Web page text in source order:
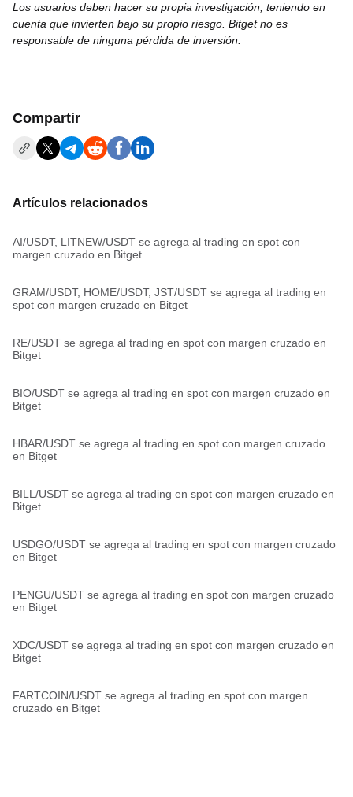
Los usuarios deben hacer su propia investigación, teniendo en
cuenta que invierten bajo su propio riesgo. Bitget no es
responsable de ninguna pérdida de inversión.
Compartir
Artículos relacionados
AI/USDT, LITNEW/USDT se agrega al trading en spot con
margen cruzado en Bitget
GRAM/USDT, HOME/USDT, JST/USDT se agrega al trading en
spot con margen cruzado en Bitget
RE/USDT se agrega al trading en spot con margen cruzado en
Bitget
BIO/USDT se agrega al trading en spot con margen cruzado en
Bitget
HBAR/USDT se agrega al trading en spot con margen cruzado
en Bitget
BILL/USDT se agrega al trading en spot con margen cruzado en
Bitget
USDGO/USDT se agrega al trading en spot con margen cruzado
en Bitget
PENGU/USDT se agrega al trading en spot con margen cruzado
en Bitget
XDC/USDT se agrega al trading en spot con margen cruzado en
Bitget
FARTCOIN/USDT se agrega al trading en spot con margen
cruzado en Bitget